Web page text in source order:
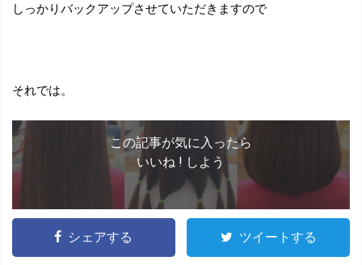
しっかりバックアップさせていただきますので
それでは。
この記事が気に入ったら
いいね ! しよう
シェアする ツイートする